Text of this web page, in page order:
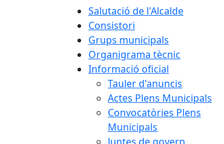
Salutació de l'Alcalde
Consistori
Grups municipals
Organigrama tècnic
Informació oficial
Tauler d'anuncis
Actes Plens Municipals
Convocatòries Plens
Municipals